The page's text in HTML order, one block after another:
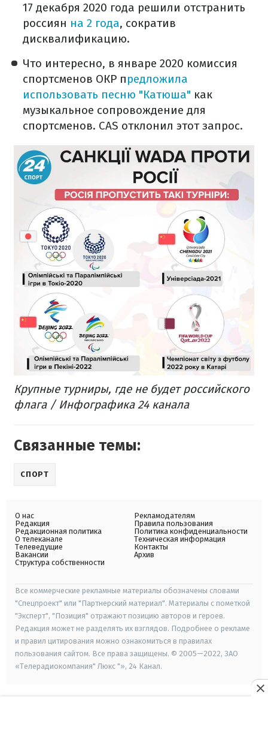
17 декабря 2020 года решили отстранить
россиян на 2 года, сократив
дисквалификацию.
Что интересно, в январе 2020 комиссия
спортсменов ОКР предложила
использовать песню "Катюша" как
музыкальное сопровождение для
спортсменов. CAS отклонил этот запрос.
Крупные турниры, где не будет российского
флага / Инфографика 24 канала
Связанные темы:
СПОРТ
О нас
Редакция
Редакционная политика
О телеканале
Телеведущие
Вакансии
Структура собственности
Рекламодателям
Правила пользования
Политика конфиденциальности
Техническая информация
Контакты
Архив
Все коммерческие рекламные материалы обозначены словами
"Спецпроект" или "Партнерский материал". Материалы с пометкой
"Эксперт", "Позиция" отражают позицию авторов и героев.
Редакция может не разделять их взглядов. Подробнее о рекламе
и правил цитирования можно ознакомиться в правилах
пользования сайтом. Все права защищены. © 2005—2022, ЗАО
«Телерадиокомпания" Люкс "», 24 Канал.